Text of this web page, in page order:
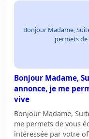
Bonjour Madame,
permets de
Bonjour Madame,
annonce, je me
vive
Bonjour Madame,
me permets de vous
intéressée par votre